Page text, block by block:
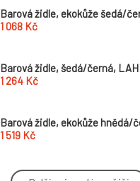
Barová židle, ekokůže šedá/
1 068 Kč
Barová židle, šedá/černá,
1 264 Kč
Barová židle, ekokůže hnědá/
1 519 Kč
Barová židle, zelená/černá,